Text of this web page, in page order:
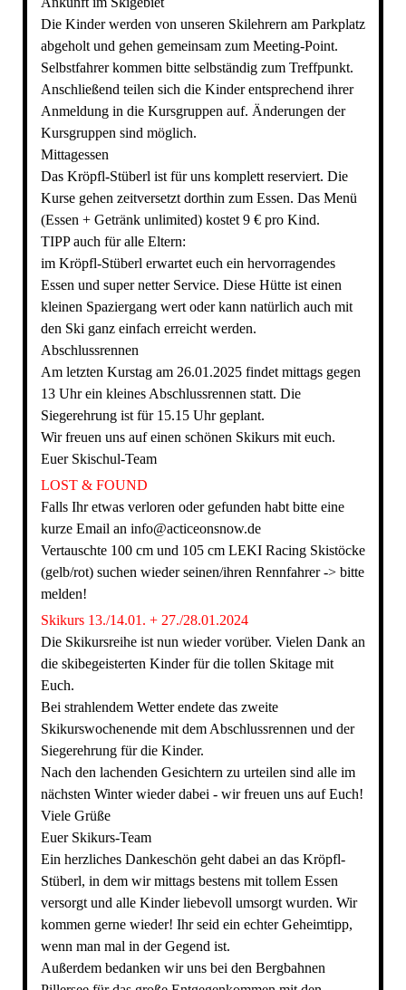
Die Kinder werden von unseren Skilehrern am Parkplatz
abgeholt und gehen gemeinsam zum Meeting-Point.
Selbstfahrer kommen bitte selbständig zum Treffpunkt.
Anschließend teilen sich die Kinder entsprechend ihrer
Anmeldung in die Kursgruppen auf. Änderungen der
Kursgruppen sind möglich.
Mittagessen
Das Kröpfl-Stüberl ist für uns komplett reserviert. Die
Kurse gehen zeitversetzt dorthin zum Essen. Das Menü
(Essen + Getränk unlimited) kostet 9 € pro Kind.
TIPP auch für alle Eltern:
im Kröpfl-Stüberl erwartet euch ein hervorragendes
Essen und super netter Service. Diese Hütte ist einen
kleinen Spaziergang wert oder kann natürlich auch mit
den Ski ganz einfach erreicht werden.
Abschlussrennen
Am letzten Kurstag am 26.01.2025 findet mittags gegen
13 Uhr ein kleines Abschlussrennen statt. Die
Siegerehrung ist für 15.15 Uhr geplant.
Wir freuen uns auf einen schönen Skikurs mit euch.
Euer Skischul-Team
LOST & FOUND
Falls Ihr etwas verloren oder gefunden habt bitte eine
kurze Email an info@acticeonsnow.de
Vertauschte 100 cm und 105 cm LEKI Racing Skistöcke
(gelb/rot) suchen wieder seinen/ihren Rennfahrer -> bitte
melden!
Skikurs 13./14.01. + 27./28.01.2024
Die Skikursreihe ist nun wieder vorüber. Vielen Dank an
die skibegeisterten Kinder für die tollen Skitage mit
Euch.
Bei strahlendem Wetter endete das zweite
Skikurswochenende mit dem Abschlussrennen und der
Siegerehrung für die Kinder.
Nach den lachenden Gesichtern zu urteilen sind alle im
nächsten Winter wieder dabei - wir freuen uns auf Euch!
Viele Grüße
Euer Skikurs-Team
Ein herzliches Dankeschön geht dabei an das Kröpfl-
Stüberl, in dem wir mittags bestens mit tollem Essen
versorgt und alle Kinder liebevoll umsorgt wurden. Wir
kommen gerne wieder! Ihr seid ein echter Geheimtipp,
wenn man mal in der Gegend ist.
Außerdem bedanken wir uns bei den Bergbahnen